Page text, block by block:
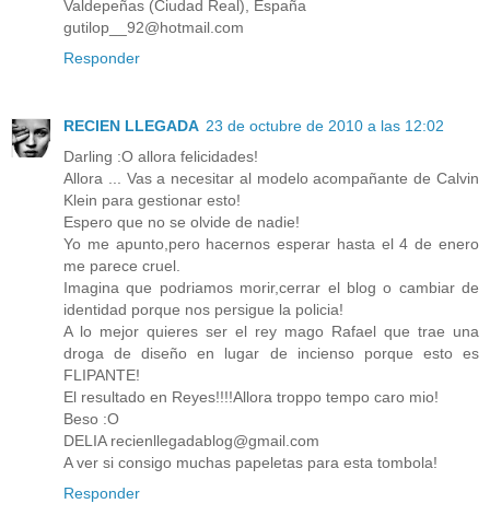
Valdepeñas (Ciudad Real), España
gutilop__92@hotmail.com
Responder
RECIEN LLEGADA 23 de octubre de 2010 a las 12:02
Darling :O allora felicidades!
Allora ... Vas a necesitar al modelo acompañante de Calvin
Klein para gestionar esto!
Espero que no se olvide de nadie!
Yo me apunto,pero hacernos esperar hasta el 4 de enero
me parece cruel.
Imagina que podriamos morir,cerrar el blog o cambiar de
identidad porque nos persigue la policia!
A lo mejor quieres ser el rey mago Rafael que trae una
droga de diseño en lugar de incienso porque esto es
FLIPANTE!
El resultado en Reyes!!!!Allora troppo tempo caro mio!
Beso :O
DELIA recienllegadablog@gmail.com
A ver si consigo muchas papeletas para esta tombola!
Responder